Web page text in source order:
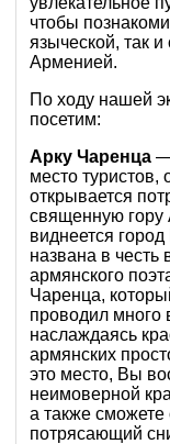
чтобы
языческой, так и
Арменией.
По ходу нашей
посетим:
Арку Чаренца —
место туристов,
открывается
священную гору
виднеется
названа в честь
армянского
Чаренца,
проводил много
наслаждаясь
армянских
это место, Вы
неимоверной
а также сможете
потрясающий